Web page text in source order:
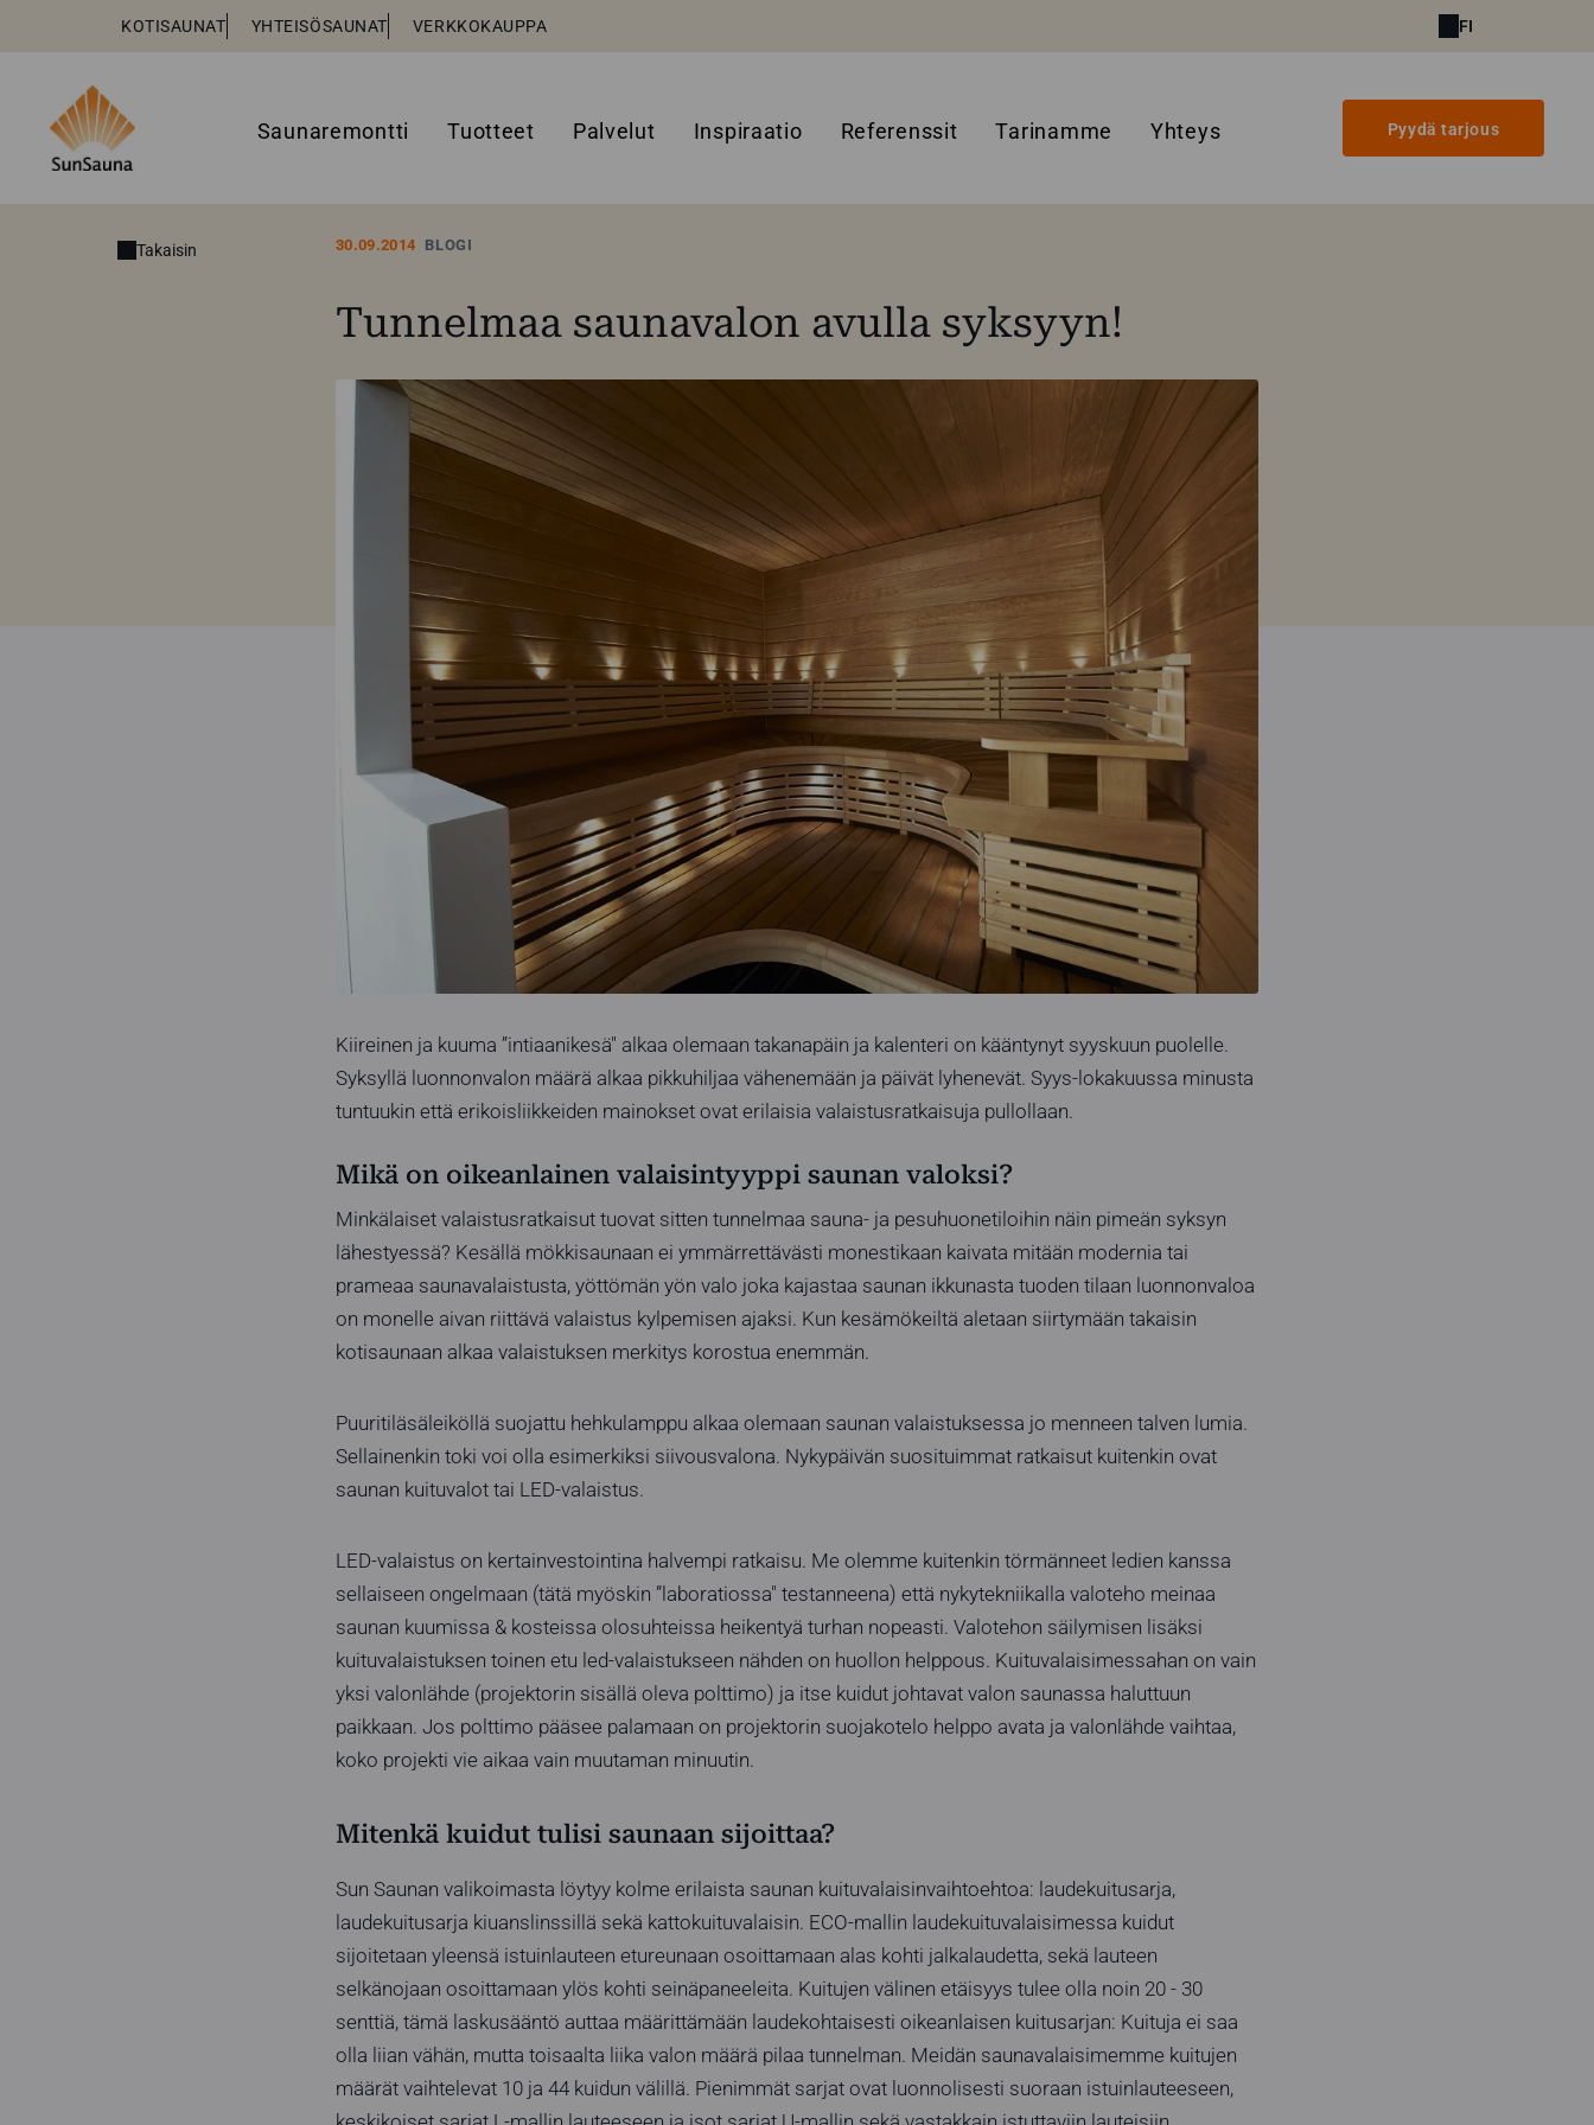
KOTISAUNAT YHTEISÖSAUNAT VERKKOKAUPPA FI
Saunaremontti Tuotteet Palvelut Inspiraatio Referenssit Tarinamme Yhteys Pyydä tarjous
Takaisin 30.09.2014 BLOGI
Tunnelmaa saunavalon avulla syksyyn!
Kiireinen ja kuuma ”intiaanikesä" alkaa olemaan takanapäin ja kalenteri on kääntynyt syyskuun puolelle.
Syksyllä luonnonvalon määrä alkaa pikkuhiljaa vähenemään ja päivät lyhenevät. Syys-lokakuussa minusta
tuntuukin että erikoisliikkeiden mainokset ovat erilaisia valaistusratkaisuja pullollaan.
Mikä on oikeanlainen valaisintyyppi saunan valoksi?
Minkälaiset valaistusratkaisut tuovat sitten tunnelmaa sauna- ja pesuhuonetiloihin näin pimeän syksyn
lähestyessä? Kesällä mökkisaunaan ei ymmärrettävästi monestikaan kaivata mitään modernia tai
prameaa saunavalaistusta, yöttömän yön valo joka kajastaa saunan ikkunasta tuoden tilaan luonnonvaloa
on monelle aivan riittävä valaistus kylpemisen ajaksi. Kun kesämökeiltä aletaan siirtymään takaisin
kotisaunaan alkaa valaistuksen merkitys korostua enemmän.
Puuritiläsäleiköllä suojattu hehkulamppu alkaa olemaan saunan valaistuksessa jo menneen talven lumia.
Sellainenkin toki voi olla esimerkiksi siivousvalona. Nykypäivän suosituimmat ratkaisut kuitenkin ovat
saunan kuituvalot tai LED-valaistus.
LED-valaistus on kertainvestointina halvempi ratkaisu. Me olemme kuitenkin törmänneet ledien kanssa
sellaiseen ongelmaan (tätä myöskin ”laboratiossa" testanneena) että nykytekniikalla valoteho meinaa
saunan kuumissa & kosteissa olosuhteissa heikentyä turhan nopeasti. Valotehon säilymisen lisäksi
kuituvalaistuksen toinen etu led-valaistukseen nähden on huollon helppous. Kuituvalaisimessahan on vain
yksi valonlähde (projektorin sisällä oleva polttimo) ja itse kuidut johtavat valon saunassa haluttuun
paikkaan. Jos polttimo pääsee palamaan on projektorin suojakotelo helppo avata ja valonlähde vaihtaa,
koko projekti vie aikaa vain muutaman minuutin.
Mitenkä kuidut tulisi saunaan sijoittaa?
Sun Saunan valikoimasta löytyy kolme erilaista saunan kuituvalaisinvaihtoehtoa: laudekuitusarja,
laudekuitusarja kiuanslinssillä sekä kattokuituvalaisin. ECO-mallin laudekuituvalaisimessa kuidut
sijoitetaan yleensä istuinlauteen etureunaan osoittamaan alas kohti jalkalaudetta, sekä lauteen
selkänojaan osoittamaan ylös kohti seinäpaneeleita. Kuitujen välinen etäisyys tulee olla noin 20 - 30
senttiä, tämä laskusääntö auttaa määrittämään laudekohtaisesti oikeanlaisen kuitusarjan: Kuituja ei saa
olla liian vähän, mutta toisaalta liika valon määrä pilaa tunnelman. Meidän saunavalaisimemme kuitujen
määrät vaihtelevat 10 ja 44 kuidun välillä. Pienimmät sarjat ovat luonnolisesti suoraan istuinlauteeseen,